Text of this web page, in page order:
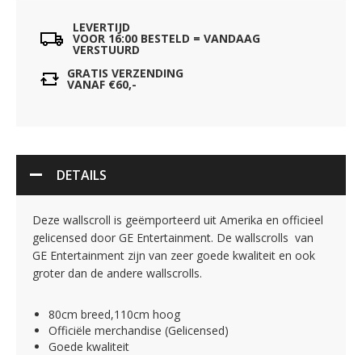
LEVERTIJD
VOOR 16:00 BESTELD = VANDAAG
VERSTUURD
GRATIS VERZENDING
VANAF €60,-
DETAILS
Deze wallscroll is geëmporteerd uit Amerika en officieel
gelicensed door GE Entertainment. De wallscrolls van
GE Entertainment zijn van zeer goede kwaliteit en ook
groter dan de andere wallscrolls.
80cm breed,110cm hoog
Officiële merchandise (Gelicensed)
Goede kwaliteit